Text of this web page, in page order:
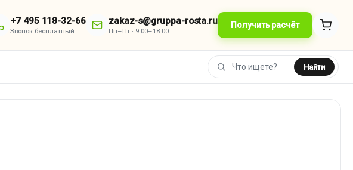
+7 495 118-32-66
Звонок бесплатный
zakaz-s@gruppa-rosta.ru
Пн–Пт · 9:00–18:00
Получить расчёт
Найти